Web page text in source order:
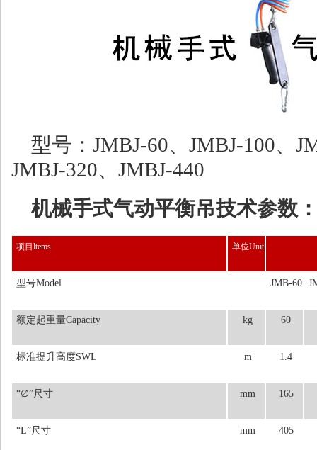
型号：JMBJ-60、JMBJ-100、
JMBJ-320、JMBJ-440
机械手式气动平衡吊技术参数
项目ltems 单位Unit
型号Model JMB-60
额定起重量Capacity kg 60
标准提升高度SWL m 1.4
“∅”尺寸 mm 165
“L”尺寸 mm 405